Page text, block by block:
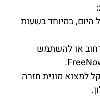
היום, במיוחד בשעות
או להשתמש
למצוא מונית חזרה